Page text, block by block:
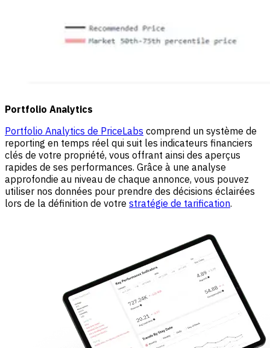
Portfolio Analytics
Portfolio Analytics de PriceLabs comprend un système de
reporting en temps réel qui suit les indicateurs financiers
clés de votre propriété, vous offrant ainsi des aperçus
rapides de ses performances. Grâce à une analyse
approfondie au niveau de chaque annonce, vous pouvez
utiliser nos données pour prendre des décisions éclairées
lors de la définition de votre stratégie de tarification.